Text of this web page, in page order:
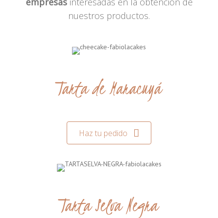
nuestros productos.
Tarta de Maracuyá
Haz tu pedido
Tarta Selva Negra